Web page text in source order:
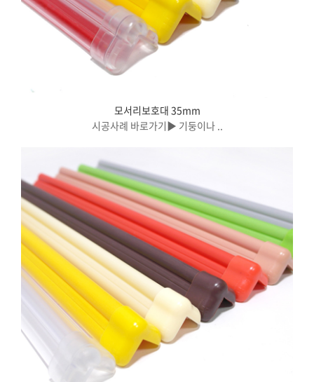
모서리보호대 35mm
시공사례 바로가기▶ 기둥이나 ..